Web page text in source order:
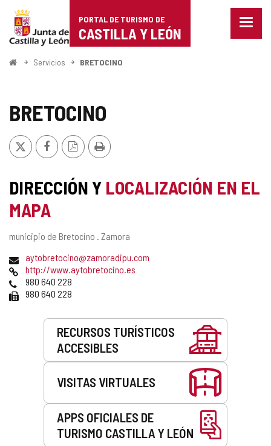
Portal
de
Turismo
Castilla
León
PORTAL DE TURISMO DE
CASTILLA Y LEÓN
Menu
InicioServicios BRETOCINO
BRETOCINO
X FacebookVersión
PDF
Imprimir
DIRECCIÓN Y LOCALIZACIÓN EN EL
MAPA
Dirección
municipio de Bretocino . Zamora
Dirección
de
correo
electrónico
aytobretocino@zamoradipu.com
Página
Web
http://www.aytobretocino.es
Teléfonos
980 640 228
Fax 980 640 228
RECURSOS TURÍSTICOS
ACCESIBLES
VISITAS VIRTUALES
APPS OFICIALES DE
TURISMO CASTILLA Y LEÓN